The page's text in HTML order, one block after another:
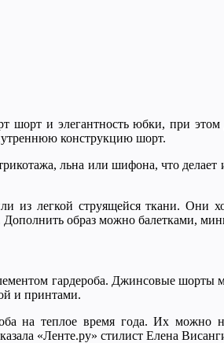
и элегантность юбки, при
конструкцию шорт.
льна или шифона, что
из легкой струящейся ткани. Они
образ можно балетками,
гардероба. Джинсовые
и принтами.
на теплое время года. Их можно
«Ленте.ру» стилист Елена